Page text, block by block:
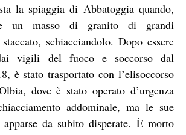
la spiaggia di Abbatoggia quando,
un masso di granito di grandi
schiacciandolo. Dopo essere
vigili del fuoco e soccorso dal
è stato trasportato con l’elisoccorso
dove è stato operato d’urgenza
addominale, ma le sue
da subito disperate. È morto